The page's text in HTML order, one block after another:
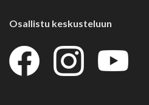
Osallistu keskusteluun